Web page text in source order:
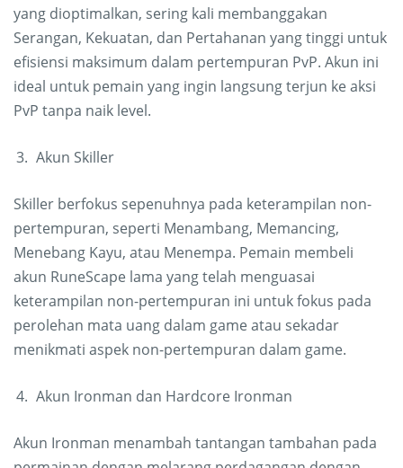
yang dioptimalkan, sering kali membanggakan
Serangan, Kekuatan, dan Pertahanan yang tinggi untuk
efisiensi maksimum dalam pertempuran PvP. Akun ini
ideal untuk pemain yang ingin langsung terjun ke aksi
PvP tanpa naik level.
Akun Skiller
Skiller berfokus sepenuhnya pada keterampilan non-
pertempuran, seperti Menambang, Memancing,
Menebang Kayu, atau Menempa. Pemain membeli
akun RuneScape lama yang telah menguasai
keterampilan non-pertempuran ini untuk fokus pada
perolehan mata uang dalam game atau sekadar
menikmati aspek non-pertempuran dalam game.
Akun Ironman dan Hardcore Ironman
Akun Ironman menambah tantangan tambahan pada